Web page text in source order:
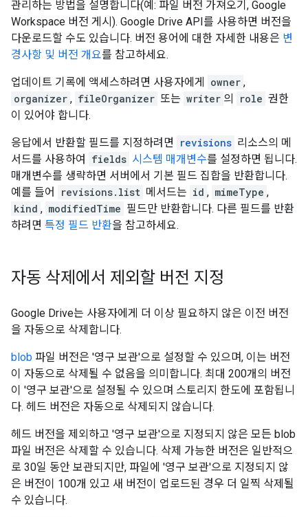
관리하는 방법을 설명합니다(예: 파일 버전 가져오기, Google
Workspace 버전 게시). Google Drive API를 사용하면 버전을
다운로드할 수도 있습니다. 버전 용어에 대한 자세한 내용은 변
경사항 및 버전 개요를 참고하세요.
업데이트 기록에 액세스하려면 사용자에게 owner ,
organizer , fileOrganizer 또는 writer 의 role 권한
이 있어야 합니다.
응답에서 반환할 필드를 지정하려면 revisions 리소스의 메
서드를 사용하여
fields 시스템 매개변수를 설정하면 됩니다.
매개변수를 생략하면 서버에서 기본 필드 집합을 반환합니다.
예를 들어
revisions.list 메서드는 id , mimeType ,
kind , modifiedTime 필드만 반환합니다. 다른 필드를 반환
하려면 특정 필드 반환을 참고하세요.
자동 삭제에서 제외할 버전 지정
Google Drive는 사용자에게 더 이상 필요하지 않은 이전 버전
을 자동으로 삭제합니다.
blob 파일 버전은 '영구 보관'으로 설정할 수 있으며, 이는 버전
이 자동으로 삭제될 수 없음을 의미합니다. 최대 200개의 버전
이 '영구 보관'으로 설정될 수 있으며 스토리지 한도에 포함됩니
다. 헤드 버전은 자동으로 삭제되지 않습니다.
헤드 버전을 제외하고 '영구 보관'으로 지정되지 않은 모든 blob
파일 버전은 삭제할 수 있습니다. 삭제 가능한 버전은 일반적으
로 30일 동안 보관되지만, 파일에 '영구 보관'으로 지정되지 않
은 버전이 100개 있고 새 버전이 업로드된 경우 더 일찍 삭제될
수 있습니다.